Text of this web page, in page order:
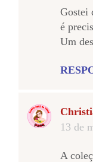
Gostei
é
Um
13 de
A